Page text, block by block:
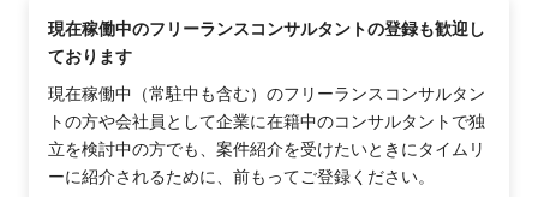
現在稼働中のフリーランスコンサルタントの登録も歓迎し
ております
現在稼働中（常駐中も含む）のフリーランスコンサルタン
トの方や会社員として企業に在籍中のコンサルタントで独
立を検討中の方でも、案件紹介を受けたいときにタイムリ
ーに紹介されるために、前もってご登録ください。